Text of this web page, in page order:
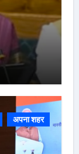
अपना शहर